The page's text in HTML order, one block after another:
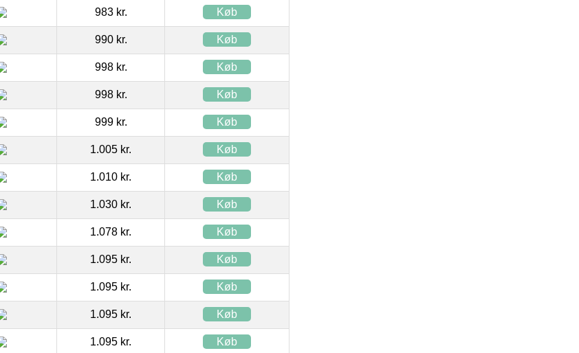
983 kr. Køb
990 kr. Køb
998 kr. Køb
998 kr. Køb
999 kr. Køb
1.005 kr. Køb
1.010 kr. Køb
1.030 kr. Køb
1.078 kr. Køb
1.095 kr. Køb
1.095 kr. Køb
1.095 kr. Køb
1.095 kr. Køb